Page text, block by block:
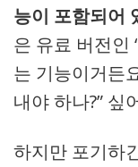
능이 포함되어
은 유료 버전인
는 기능이거든
내야 하나?” 싶
하지만 포기하